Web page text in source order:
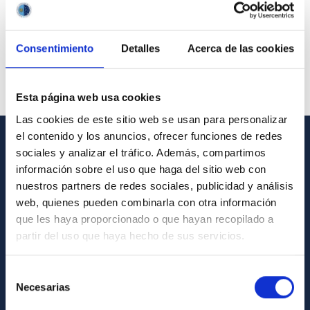
Consentimiento Detalles Acerca de las cookies
Esta página web usa cookies
Las cookies de este sitio web se usan para personalizar
el contenido y los anuncios, ofrecer funciones de redes
sociales y analizar el tráfico. Además, compartimos
información sobre el uso que haga del sitio web con
nuestros partners de redes sociales, publicidad y análisis
web, quienes pueden combinarla con otra información
que les haya proporcionado o que hayan recopilado a
partir del uso que haya hecho de sus servicios.
Necesarias
GENERAL INFORMATION
Contact
How to get to the IAC
List of personnel
Library
General register